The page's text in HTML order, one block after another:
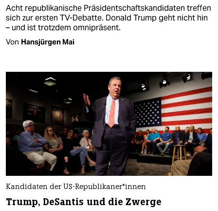
Acht republikanische Präsidentschaftskandidaten treffen
sich zur ersten TV-Debatte. Donald Trump geht nicht hin
– und ist trotzdem omnipräsent.
Von Hansjürgen Mai
Kandidaten der US-Republikaner*innen
Trump, DeSantis und die Zwerge